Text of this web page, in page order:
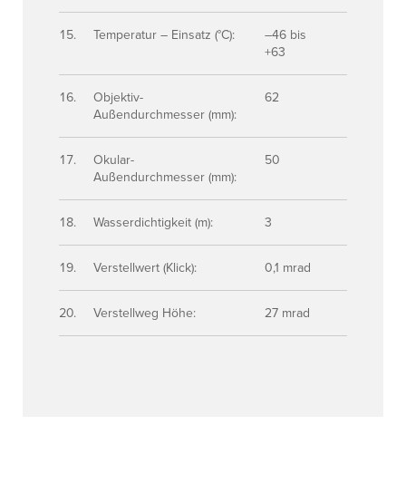
Temperatur – Einsatz (°C):
–46 bis
+63
Objektiv-
Außendurchmesser (mm):
62
Okular-
Außendurchmesser (mm):
50
Wasserdichtigkeit (m): 3
Verstellwert (Klick): 0,1 mrad
Verstellweg Höhe: 27 mrad